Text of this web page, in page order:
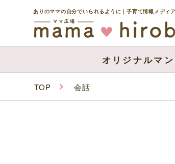
ありのママの自分でいられるように｜子育て情報メディア
オリジナルマ
TOP 会話